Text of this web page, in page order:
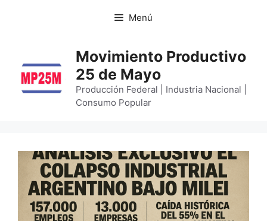
Menú
Movimiento Productivo
25 de Mayo
Producción Federal | Industria Nacional |
Consumo Popular